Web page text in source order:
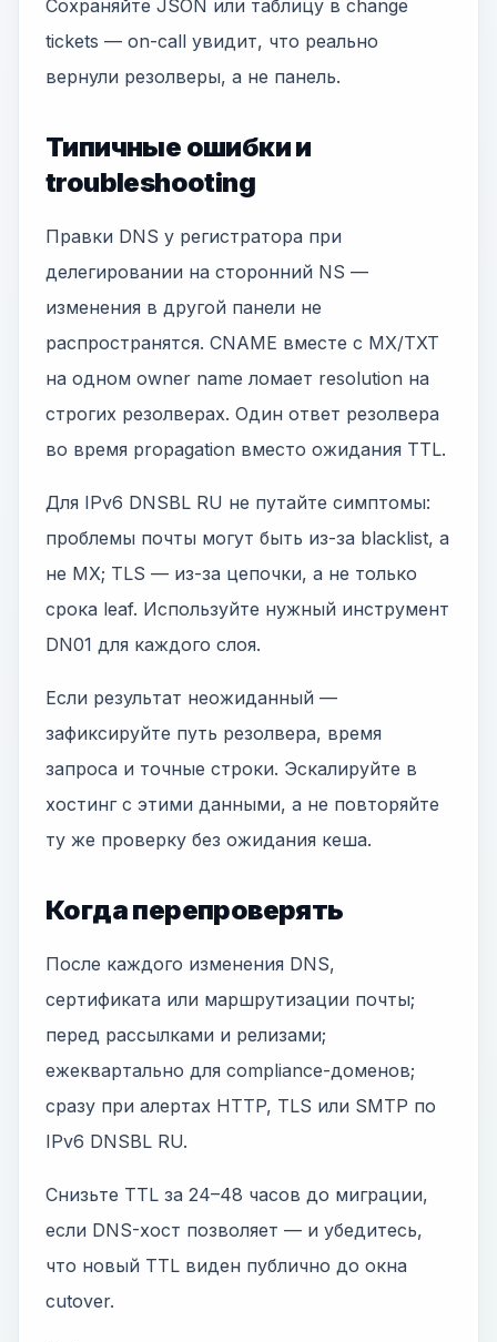
Сохраняйте JSON или таблицу в change
tickets — on-call увидит, что реально
вернули резолверы, а не панель.
Типичные ошибки и
troubleshooting
Правки DNS у регистратора при
делегировании на сторонний NS —
изменения в другой панели не
распространятся. CNAME вместе с MX/TXT
на одном owner name ломает resolution на
строгих резолверах. Один ответ резолвера
во время propagation вместо ожидания TTL.
Для IPv6 DNSBL RU не путайте симптомы:
проблемы почты могут быть из-за blacklist, а
не MX; TLS — из-за цепочки, а не только
срока leaf. Используйте нужный инструмент
DN01 для каждого слоя.
Если результат неожиданный —
зафиксируйте путь резолвера, время
запроса и точные строки. Эскалируйте в
хостинг с этими данными, а не повторяйте
ту же проверку без ожидания кеша.
Когда перепроверять
После каждого изменения DNS,
сертификата или маршрутизации почты;
перед рассылками и релизами;
ежеквартально для compliance-доменов;
сразу при алертах HTTP, TLS или SMTP по
IPv6 DNSBL RU.
Снизьте TTL за 24–48 часов до миграции,
если DNS-хост позволяет — и убедитесь,
что новый TTL виден публично до окна
cutover.